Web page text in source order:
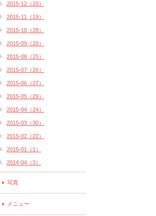
2015-12（20）
2015-11（19）
2015-10（28）
2015-09（28）
2015-08（25）
2015-07（26）
2015-06（27）
2015-05（29）
2015-04（24）
2015-03（30）
2015-02（22）
2015-01（1）
2014-04（3）
写真
メニュー